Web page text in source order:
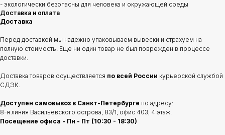
- экологически безопасны для человека и окружающей среды
Доставка и оплата
Доставка
Перед доставкой мы надежно упаковываем вывески и страхуем на
полную стоимость. Еще ни один товар не был поврежден в процессе
доставки.
Доставка товаров осуществляется по всей России курьерской службой
СДЭК.
Доступен самовывоз в Санкт-Петербурге по адресу:
8-я линия Васильевского острова, 83/1, офис 403, 4 этаж.
Посещение офиса - Пн - Пт (10:30 - 18:30)